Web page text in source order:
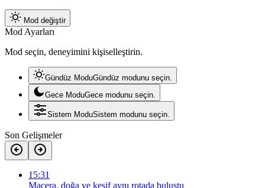
Mod değiştir
Mod Ayarları
Mod seçin, deneyimini kişiselleştirin.
Gündüz ModuGündüz modunu seçin.
Gece ModuGece modunu seçin.
Sistem ModuSistem modunu seçin.
Son Gelişmeler
15:31
Macera, doğa ve keşif aynı rotada buluştu